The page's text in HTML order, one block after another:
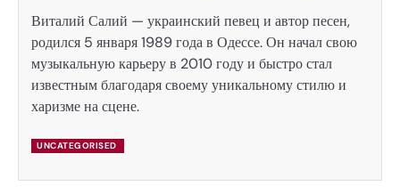
Виталий Салий — украинский певец и автор песен,
родился 5 января 1989 года в Одессе. Он начал свою
музыкальную карьеру в 2010 году и быстро стал
известным благодаря своему уникальному стилю и
харизме на сцене.
UNCATEGORISED